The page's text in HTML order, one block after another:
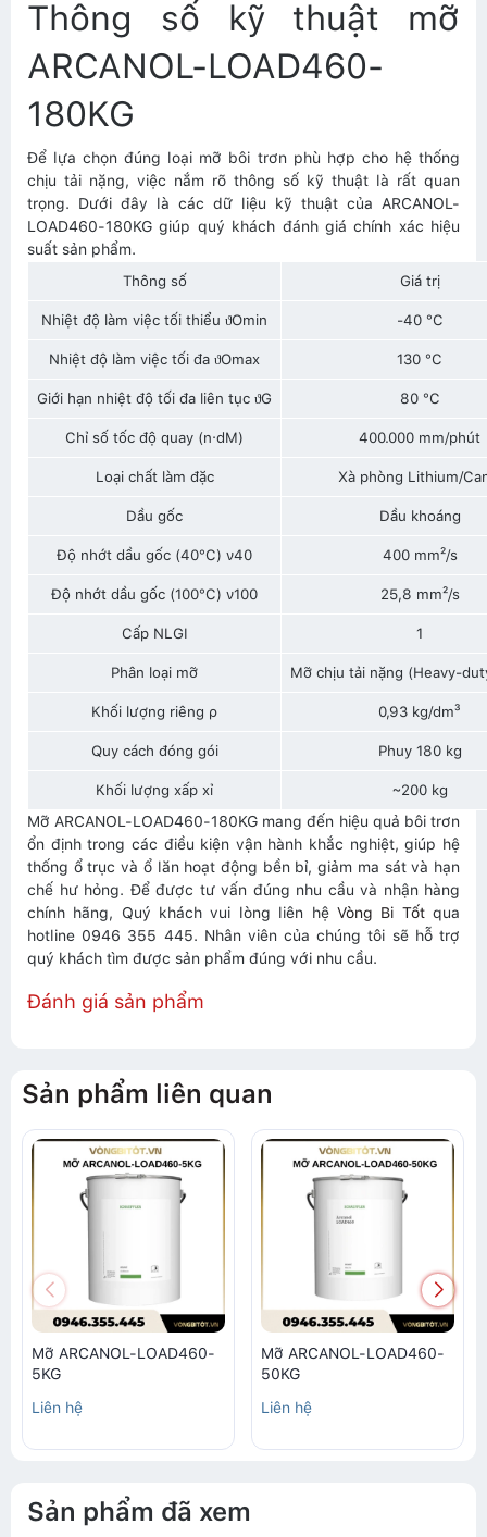
Thông số kỹ thuật mỡ
ARCANOL-LOAD460-
180KG
Để lựa chọn đúng loại mỡ bôi trơn phù hợp cho hệ thống
chịu tải nặng, việc nắm rõ thông số kỹ thuật là rất quan
trọng. Dưới đây là các dữ liệu kỹ thuật của ARCANOL-
LOAD460-180KG giúp quý khách đánh giá chính xác hiệu
suất sản phẩm.
Thông số
Giá trị
Nhiệt độ làm việc tối thiểu ϑOmin -40 °C
Nhiệt độ làm việc tối đa ϑOmax 130 °C
Giới hạn nhiệt độ tối đa liên tục ϑG 80 °C
Chỉ số tốc độ quay (n·dM) 400.000 mm/phút
Loại chất làm đặc Xà phòng Lithium/
Dầu gốc Dầu khoáng
Độ nhớt dầu gốc (40°C) ν40 400 mm²/s
Độ nhớt dầu gốc (100°C) ν100 25,8 mm²/s
Cấp NLGI 1
Phân loại mỡ Mỡ chịu tải nặng (Heavy-
Khối lượng riêng ρ 0,93 kg/dm³
Quy cách đóng gói Phuy 180 kg
Khối lượng xấp xỉ
~200 kg
Mỡ ARCANOL-LOAD460-180KG mang đến hiệu quả bôi trơn
ổn định trong các điều kiện vận hành khắc nghiệt, giúp hệ
thống ổ trục và ổ lăn hoạt động bền bỉ, giảm ma sát và hạn
chế hư hỏng. Để được tư vấn đúng nhu cầu và nhận hàng
chính hãng, Quý khách vui lòng liên hệ Vòng Bi Tốtqua
hotline 0946 355 445. Nhân viên của chúng tôi sẽ hỗ trợ
quý khách tìm được sản phẩm đúng với nhu cầu.
Đánh giá sản phẩm
Sản phẩm liên quan
Mỡ ARCANOL-LOAD460-
5KG
Liên hệ
Mỡ ARCANOL-LOAD460-
50KG
Liên hệ
Sản phẩm đã xem